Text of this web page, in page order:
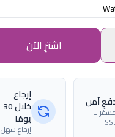
اشترِ الآن
آمن
بـ
إرجاع
خلال 30
يومًا
إرجاع سهل